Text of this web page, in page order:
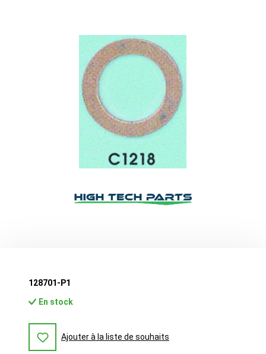
Ignorer la galerie d'images
128701-P1
En stock
Ajouter à la liste de souhaits